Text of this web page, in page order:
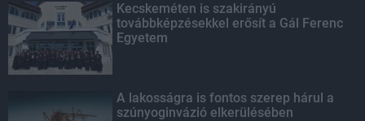
Kecskeméten is szakirányú
továbbképzésekkel erősít a Gál Ferenc
Egyetem
A lakosságra is fontos szerep hárul a
szúnyoginvázió elkerülésében